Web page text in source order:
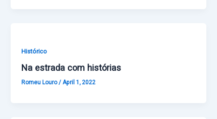
Histórico
Na estrada com histórias
Romeu Louro/April 1, 2022